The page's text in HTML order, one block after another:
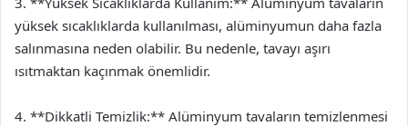
yüksek sıcaklıklarda kullanılması, alüminyumun daha fazla
salınmasına neden olabilir. Bu nedenle, tavayı aşırı
ısıtmaktan kaçınmak önemlidir.
4. **Dikkatli Temizlik:** Alüminyum tavaların temizlenmesi